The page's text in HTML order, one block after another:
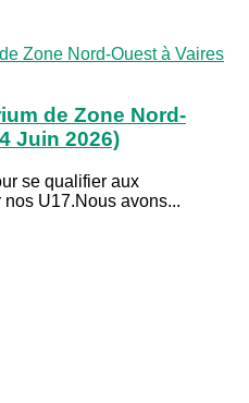
de Zone Nord-
Juin 2026)
se qualifier aux
U17.Nous avons...